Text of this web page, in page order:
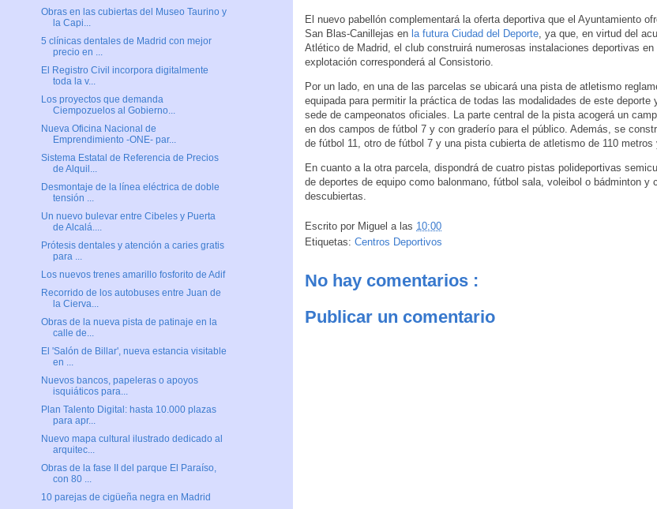
El nuevo pabellón complementará la oferta deportiva que el Ayuntamiento
San Blas-Canillejas en la futura Ciudad del Deporte , ya que, en virtud del
Atlético de Madrid, el club construirá numerosas instalaciones deportivas
explotación corresponderá al Consistorio.
Por un lado, en una de las parcelas se ubicará una pista de atletismo
equipada para permitir la práctica de todas las modalidades de este deporte
sede de campeonatos oficiales. La parte central de la pista acogerá un
en dos campos de fútbol 7 y con graderío para el público. Además, se
de fútbol 11, otro de fútbol 7 y una pista cubierta de atletismo de 110 metros
En cuanto a la otra parcela, dispondrá de cuatro pistas polideportivas
de deportes de equipo como balonmano, fútbol sala, voleibol o bádminton y
descubiertas.
Escrito por Miguel a las 10:00
Etiquetas: Centros Deportivos
No hay comentarios :
Publicar un comentario
Obras en las cubiertas del Museo Taurino y
la Capi...
5 clínicas dentales de Madrid con mejor
precio en ...
El Registro Civil incorpora digitalmente
toda la v...
Los proyectos que demanda
Ciempozuelos al Gobierno...
Nueva Oficina Nacional de
Emprendimiento -ONE- par...
Sistema Estatal de Referencia de Precios
de Alquil...
Desmontaje de la línea eléctrica de doble
tensión ...
Un nuevo bulevar entre Cibeles y Puerta
de Alcalá....
Prótesis dentales y atención a caries gratis
para ...
Los nuevos trenes amarillo fosforito de Adif
Recorrido de los autobuses entre Juan de
la Cierva...
Obras de la nueva pista de patinaje en la
calle de...
El 'Salón de Billar', nueva estancia visitable
en ...
Nuevos bancos, papeleras o apoyos
isquiáticos para...
Plan Talento Digital: hasta 10.000 plazas
para apr...
Nuevo mapa cultural ilustrado dedicado al
arquitec...
Obras de la fase II del parque El Paraíso,
con 80 ...
10 parejas de cigüeña negra en Madrid